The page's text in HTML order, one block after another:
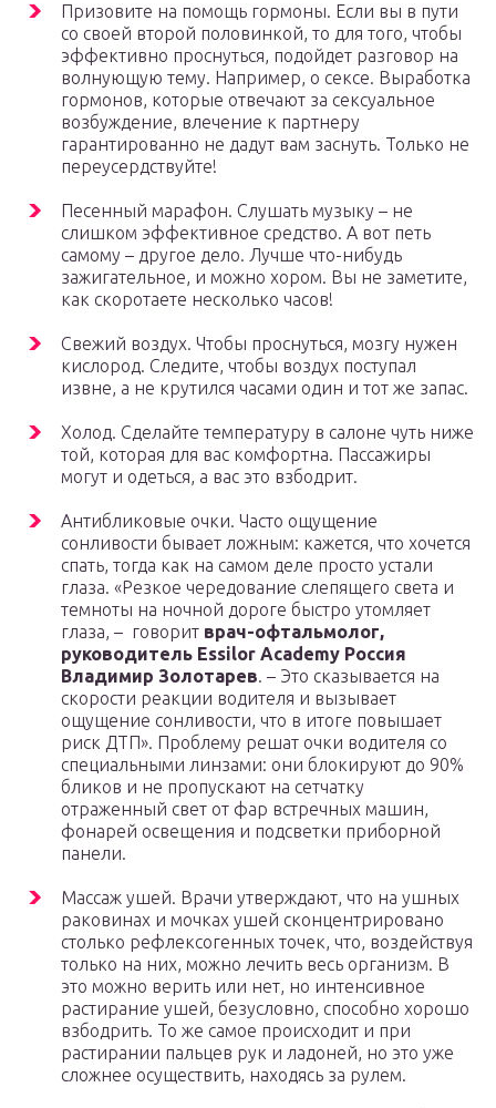
Призовите на помощь гормоны. Если вы в пути
со своей второй половинкой, то для того, чтобы
эффективно проснуться, подойдет разговор на
волнующую тему. Например, о сексе. Выработка
гормонов, которые отвечают за сексуальное
возбуждение, влечение к партнеру
гарантированно не дадут вам заснуть. Только не
переусердствуйте!
Песенный марафон. Слушать музыку – не
слишком эффективное средство. А вот петь
самому – другое дело. Лучше что-нибудь
зажигательное, и можно хором. Вы не заметите,
как скоротаете несколько часов!
Свежий воздух. Чтобы проснуться, мозгу нужен
кислород. Следите, чтобы воздух поступал
извне, а не крутился часами один и тот же запас.
Холод. Сделайте температуру в салоне чуть ниже
той, которая для вас комфортна. Пассажиры
могут и одеться, а вас это взбодрит.
Антибликовые очки. Часто ощущение
сонливости бывает ложным: кажется, что хочется
спать, тогда как на самом деле просто устали
глаза. «Резкое чередование слепящего света и
темноты на ночной дороге быстро утомляет
глаза, – говорит врач-офтальмолог,
руководитель Essilor Academy Россия
Владимир Золотарев. – Это сказывается на
скорости реакции водителя и вызывает
ощущение сонливости, что в итоге повышает
риск ДТП». Проблему решат очки водителя со
специальными линзами: они блокируют до 90%
бликов и не пропускают на сетчатку
отраженный свет от фар встречных машин,
фонарей освещения и подсветки приборной
панели.
Массаж ушей. Врачи утверждают, что на ушных
раковинах и мочках ушей сконцентрировано
столько рефлексогенных точек, что, воздействуя
только на них, можно лечить весь организм. В
это можно верить или нет, но интенсивное
растирание ушей, безусловно, способно хорошо
взбодрить. То же самое происходит и при
растирании пальцев рук и ладоней, но это уже
сложнее осуществить, находясь за рулем.